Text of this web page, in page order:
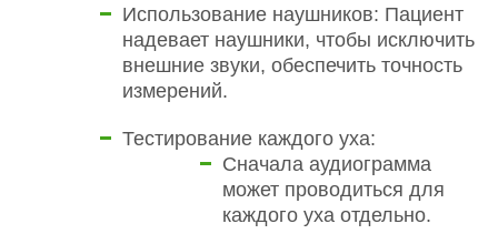
Использование наушников: Пациент
надевает наушники, чтобы исключить
внешние звуки, обеспечить точность
измерений.
Тестирование каждого уха:
Сначала аудиограмма
может проводиться для
каждого уха отдельно.